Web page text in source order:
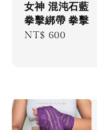
女神 混沌石藍
拳擊綁帶 拳擊
Regular
NT$ 600